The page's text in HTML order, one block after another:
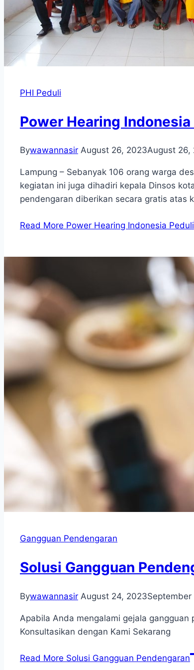
PHI Peduli
Power Hearing Indonesia
Bywawannasir August 26, 2023August 26,
Lampung – Sebanyak 106 orang warga
kegiatan ini juga dihadiri kepala Dinsos
pendengaran diberikan secara gratis atas
Read More Power Hearing Indonesia Peduli
Gangguan Pendengaran
Solusi Gangguan
Bywawannasir August 24, 2023September
Apabila Anda mengalami gejala
Konsultasikan dengan Kami Sekarang
Read More Solusi Gangguan Pendengaran